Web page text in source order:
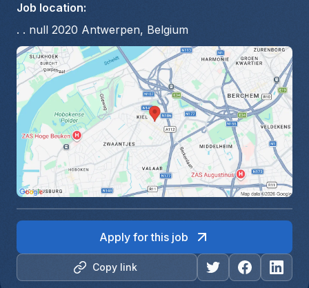
Job location:
. . null 2020 Antwerpen, Belgium
Copy link
Apply for this job